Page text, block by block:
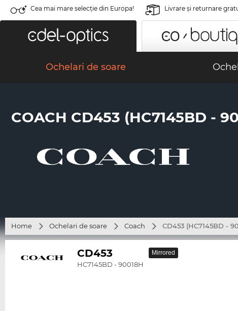
Cea mai mare selecție din Europa! Livrare şi returnare
Ochelari de soare
COACH CD453 (HC7145BD -
Home Ochelari de soare Coach CD453 (HC7145BD -
CD453
HC7145BD - 90018H
Mirrored